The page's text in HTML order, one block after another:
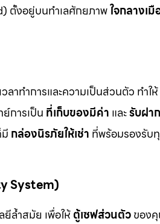
ตั้งอยู่บนทำเลศักยภาพใจกลางเ
ลาทำการและความเป็นส่วนตัว ทำให้
การเป็น ที่เก็บของมีค่า และรับฝา
กล่องนิรภัยให้เช่า ที่พร้อมรองรับ
System)
ยีล้ำสมัย เพื่อให้ตู้เซฟส่วนตัวของ